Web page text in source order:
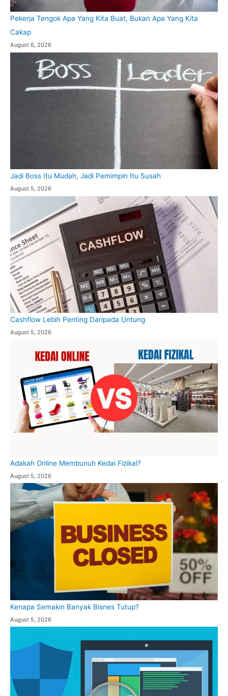
Pekerja Tengok Apa Yang Kita Buat, Bukan Apa Yang Kita
Cakap
August 6, 2026
Jadi Boss Itu Mudah, Jadi Pemimpin Itu Susah
August 5, 2026
Cashflow Lebih Penting Daripada Untung
August 5, 2026
Adakah Online Membunuh Kedai Fizikal?
August 5, 2026
Kenapa Semakin Banyak Bisnes Tutup?
August 5, 2026